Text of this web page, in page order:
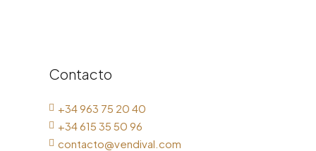
Contacto
 +34 963 75 20 40
 +34 615 35 50 96
 contacto@vendival.com